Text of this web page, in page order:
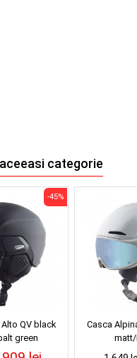
categorie
QV black
green
-45%
Casca